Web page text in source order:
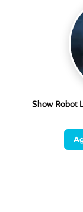
Show Robot